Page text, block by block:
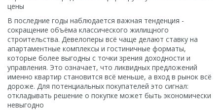
цены
В последние годы наблюдается важная тенденция -
сокращение объёма классического жилищного
строительства. Девелоперы всё чаще делают ставку на
апартаментные комплексы и гостиничные форматы,
которые более выгодны с точки зрения доходности и
управления. Это означает, что ликвидных предложений
именно квартир становится всё меньше, а вход в рынок всё
дороже. Для потенциальных покупателей это сигнал:
откладывать решение о покупке может быть экономически
невыгодно